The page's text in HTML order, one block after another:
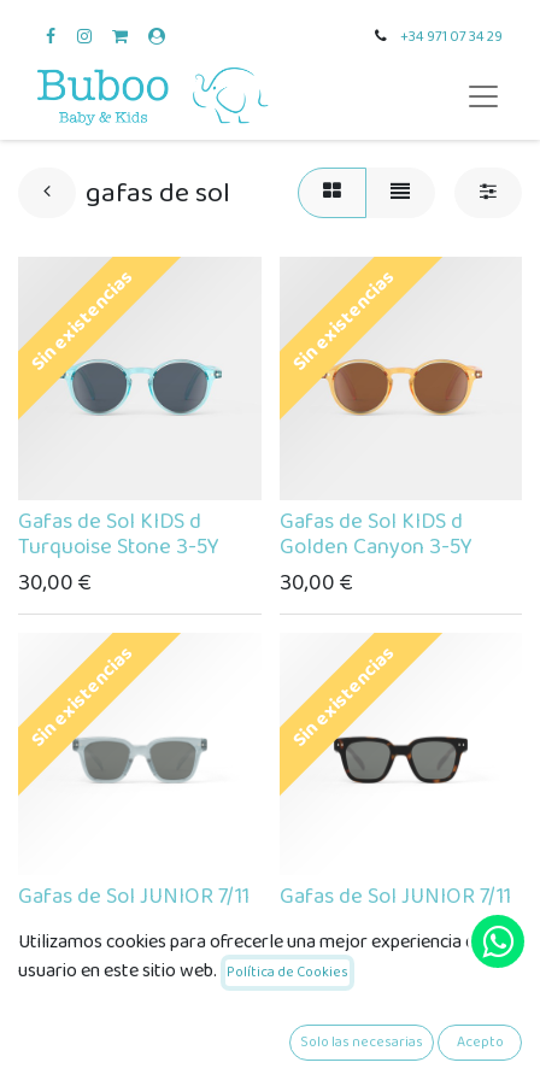
+34 971 07 34 29
gafas de sol
Sin existencias
Gafas de Sol KIDS d
Turquoise Stone 3-5Y
30,00€
Sin existencias
Gafas de Sol KIDS d
Golden Canyon 3-5Y
30,00€
Sin existencias
Gafas de Sol JUNIOR 7/11
30,00€
Sin existencias
Gafas de Sol JUNIOR 7/11
30,00€
Utilizamos cookies para ofrecerle una mejor experiencia de
usuario en este sitio web. Política de Cookies
Solo las necesarias Acepto